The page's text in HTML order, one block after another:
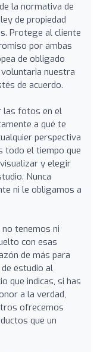
la normativa de
de propiedad
Protege al cliente
por ambas
de obligado
nuestra
de acuerdo.
las fotos en el
a qué te
perspectiva
todo el tiempo que
y elegir
Nunca
ni le obligamos a
no tenemos ni
con esas
de más para
estudio al
que indicas, si has
a la verdad,
ofrecemos
que un